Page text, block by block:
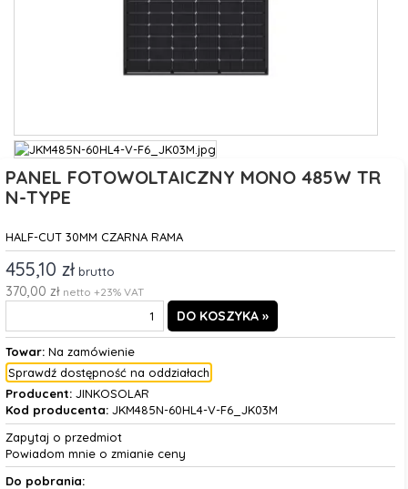
PANEL FOTOWOLTAICZNY MONO 485W TR
N-TYPE
HALF-CUT 30MM CZARNA RAMA
455,10 zł brutto
370,00 zł netto +23% VAT
Towar:Na zamówienie
Sprawdź dostępność na oddziałach
Producent:JINKOSOLAR
Kod producenta:JKM485N-60HL4-V-F6_JK03M
Zapytaj o przedmiot
Powiadom mnie o zmianie ceny
Do pobrania: